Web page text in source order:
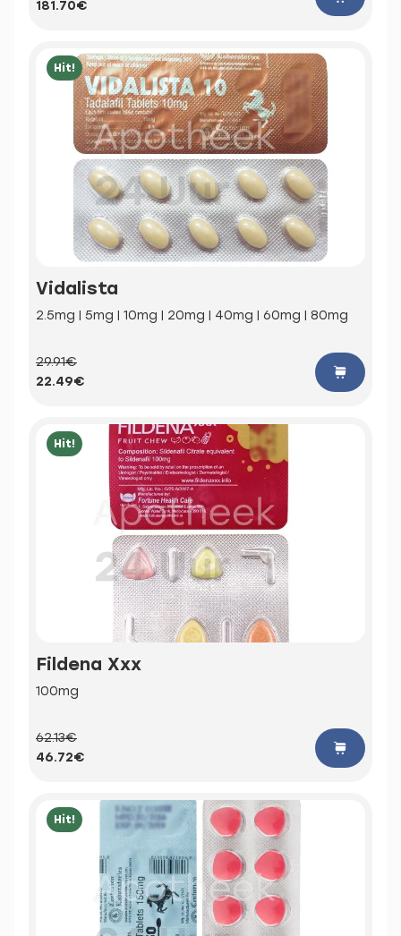
181.70€
Hit!
Vidalista
2.5mg | 5mg | 10mg | 20mg | 40mg | 60mg | 80mg
29.91€
22.49€
Hit!
Fildena Xxx
100mg
62.13€
46.72€
Hit!